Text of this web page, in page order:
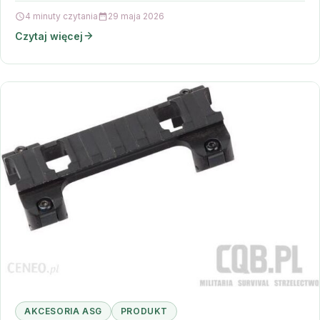
4 minuty czytania 29 maja 2026
Czytaj więcej
AKCESORIA ASG PRODUKT